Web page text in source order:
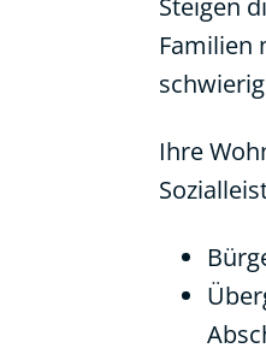
Steigen
Familien
Ihre